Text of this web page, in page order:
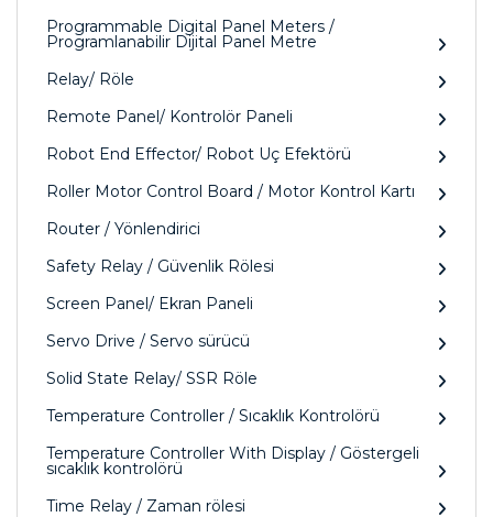
Programmable Digital Panel Meters /
Programlanabilir Dijital Panel Metre
Relay/ Röle
Remote Panel/ Kontrolör Paneli
Robot End Effector/ Robot Uç Efektörü
Roller Motor Control Board / Motor Kontrol Kartı
Router / Yönlendirici
Safety Relay / Güvenlik Rölesi
Screen Panel/ Ekran Paneli
Servo Drive / Servo sürücü
Solid State Relay/ SSR Röle
Temperature Controller / Sıcaklık Kontrolörü
Temperature Controller With Display / Göstergeli
sıcaklık kontrolörü
Time Relay / Zaman rölesi